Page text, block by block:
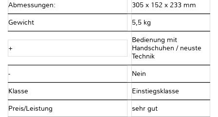
Abmessungen: 305 x 152 x 233 mm
Gewicht 5,5 kg
+
Bedienung mit
Handschuhen / neuste
Technik
- Nein
Klasse Einstiegsklasse
Preis/Leistung sehr gut